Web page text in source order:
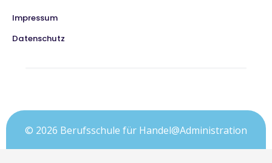
Impressum
Datenschutz
© 2026 Berufsschule für Handel@Administration